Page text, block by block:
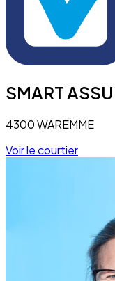
SMART
4300 WAREMME
Voir le courtier